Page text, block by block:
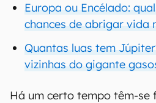
Europa ou Encélado:
chances de abrigar vida
Quantas luas tem
vizinhas do gigante
Há um certo tempo têm-se